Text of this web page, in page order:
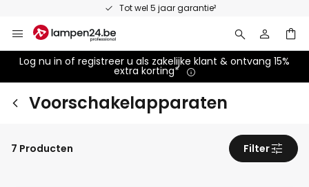
Tot wel 5 jaar garantie²
naar
de
inhoud
Log nu in of registreer u als zakelijke klant & ontvang 15%
extra korting*
Voorschakelapparaten
7 Producten Filter